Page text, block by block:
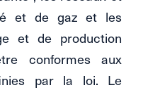
et de gaz et les
et de production
conformes aux
par la loi. Le